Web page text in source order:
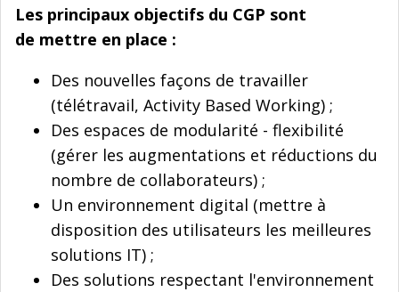
Les principaux objectifs du CGP sont
de mettre en place :
Des nouvelles façons de travailler
(télétravail, Activity Based Working) ;
Des espaces de modularité - flexibilité
(gérer les augmentations et réductions du
nombre de collaborateurs) ;
Un environnement digital (mettre à
disposition des utilisateurs les meilleures
solutions IT) ;
Des solutions respectant l'environnement